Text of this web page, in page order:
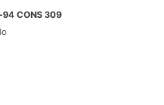
CONS 309